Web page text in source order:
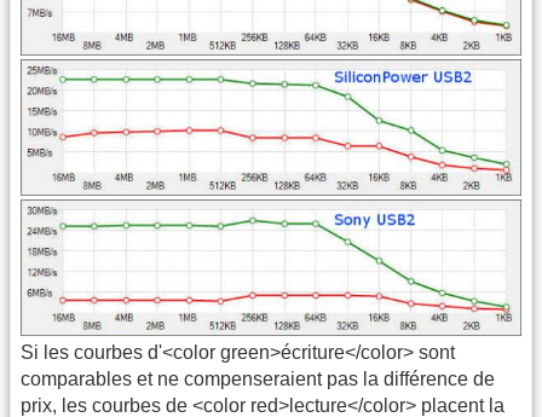
Si les courbes d'<color green>écriture</color> sont
comparables et ne compenseraient pas la différence de
prix, les courbes de <color red>lecture</color> placent la